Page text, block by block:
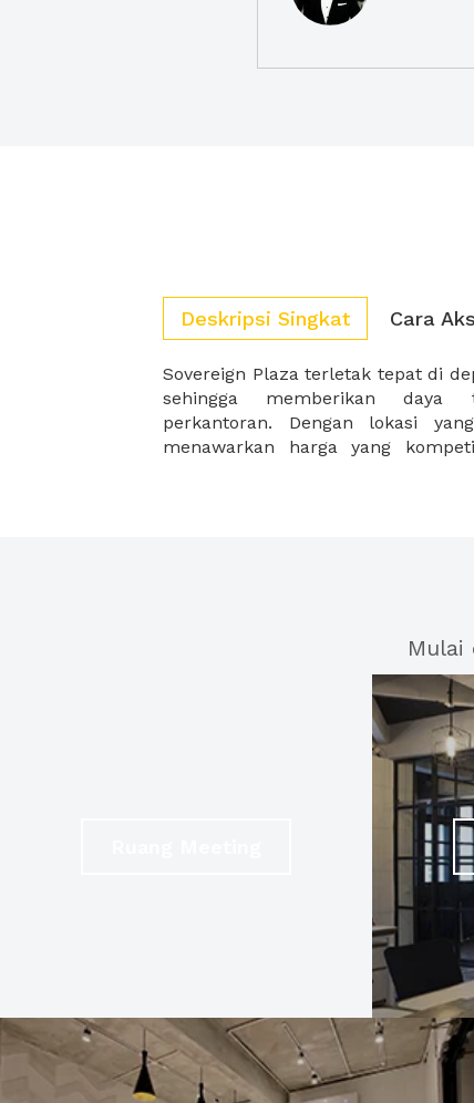
Deskripsi Singkat Cara
Sovereign Plaza terletak tepat di
sehingga memberikan daya
perkantoran. Dengan lokasi yang
menawarkan harga yang
dengan lapangan Golf, Anda
Mulai